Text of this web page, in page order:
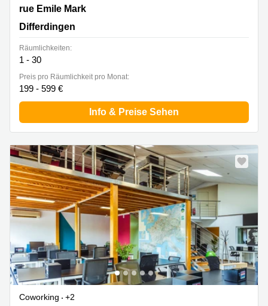
40 rue Emile Mark, Differdingen
rue Emile Mark
Differdingen
Räumlichkeiten:
1 - 30
Preis pro Räumlichkeit pro Monat:
199 - 599 €
Info & Preise Sehen
Coworking
+2